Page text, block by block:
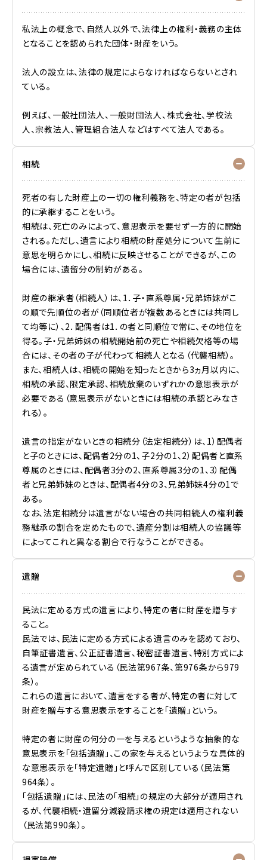
私法上の概念で、自然人以外で、法律上の権利・義務の主体
となることを認められた団体・財産をいう。
法人の設立は、法律の規定によらなければならないとされ
ている。
例えば、一般社団法人、一般財団法人、株式会社、学校法
人、宗教法人、管理組合法人などはすべて法人である。
相続
死者の有した財産上の一切の権利義務を、特定の者が包括
的に承継することをいう。
相続は、死亡のみによって、意思表示を要せず一方的に開始
される。ただし、遺言により相続の財産処分について生前に
意思を明らかにし、相続に反映させることができるが、この
場合には、遺留分の制約がある。
財産の継承者（相続人）は、1．子・直系尊属・兄弟姉妹がこ
の順で先順位の者が（同順位者が複数あるときには共同し
て均等に）、2．配偶者は1．の者と同順位で常に、その地位を
得る。子・兄弟姉妹の相続開始前の死亡や相続欠格等の場
合には、その者の子が代わって相続人となる（代襲相続）。
また、相続人は、相続の開始を知ったときから3ヵ月以内に、
相続の承認、限定承認、相続放棄のいずれかの意思表示が
必要である（意思表示がないときには相続の承認とみなさ
れる）。
遺言の指定がないときの相続分（法定相続分）は、1）配偶者
と子のときには、配偶者2分の1、子2分の1、2）配偶者と直系
尊属のときには、配偶者3分の2、直系尊属3分の1、3）配偶
者と兄弟姉妹のときは、配偶者4分の3、兄弟姉妹4分の1で
ある。
なお、法定相続分は遺言がない場合の共同相続人の権利義
務継承の割合を定めたもので、遺産分割は相続人の協議等
によってこれと異なる割合で行なうことができる。
遺贈
民法に定める方式の遺言により、特定の者に財産を贈与す
ること。
民法では、民法に定める方式による遺言のみを認めており、
自筆証書遺言、公正証書遺言、秘密証書遺言、特別方式によ
る遺言が定められている（民法第967条、第976条から979
条）。
これらの遺言において、遺言をする者が、特定の者に対して
財産を贈与する意思表示をすることを「遺贈」という。
特定の者に財産の何分の一を与えるというような抽象的な
意思表示を「包括遺贈」、この家を与えるというような具体的
な意思表示を「特定遺贈」と呼んで区別している（民法第
964条）。
「包括遺贈」には、民法の「相続」の規定の大部分が適用され
るが、代襲相続・遺留分減殺請求権の規定は適用されない
（民法第990条）。